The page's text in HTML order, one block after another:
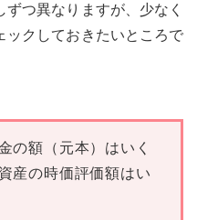
つ異なりますが、少なく
ックしておきたいところで
の額（元本）はいく
産の時価評価額はい